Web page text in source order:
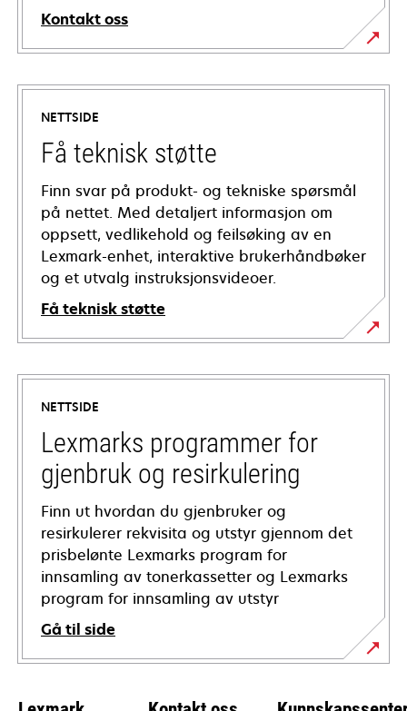
Kontakt oss
NETTSIDE
Få teknisk støtte
Finn svar på produkt- og tekniske spørsmål
på nettet. Med detaljert informasjon om
oppsett, vedlikehold og feilsøking av en
Lexmark-enhet, interaktive brukerhåndbøker
og et utvalg instruksjonsvideoer.
Få teknisk støtte
opens
in
new
tab
NETTSIDE
Lexmarks programmer for
gjenbruk og resirkulering
Finn ut hvordan du gjenbruker og
resirkulerer rekvisita og utstyr gjennom det
prisbelønte Lexmarks program for
innsamling av tonerkassetter og Lexmarks
program for innsamling av utstyr
Gå til side